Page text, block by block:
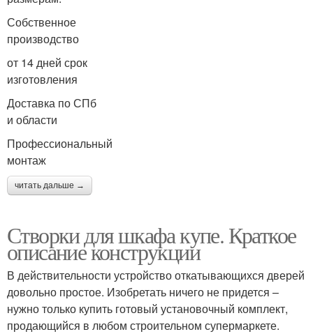
Собственное
производство
от 14 дней срок
изготовления
Доставка по СПб
и области
Профессиональный
монтаж
читать дальше →
Створки для шкафа купе. Краткое
описание конструкции
В действительности устройство откатывающихся дверей
довольно простое. Изобретать ничего не придется –
нужно только купить готовый установочный комплект,
продающийся в любом строительном супермаркете.